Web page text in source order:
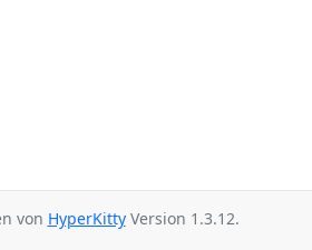
von HyperKittyVersion 1.3.12.